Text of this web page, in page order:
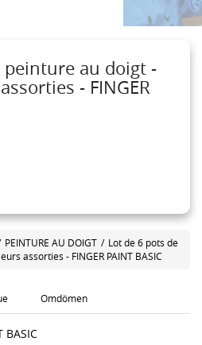
peinture au doigt -
- FINGER
PEINTURE AU DOIGT / Lot de 6 pots de
assorties - FINGER PAINT BASIC
Omdömen
BASIC